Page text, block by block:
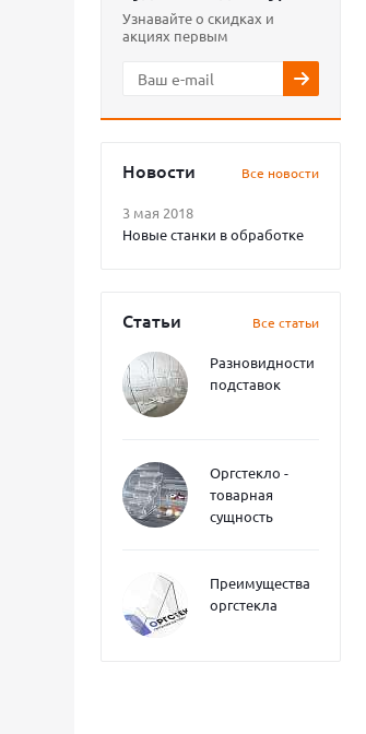
Узнавайте о скидках и
акциях первым
Новости Все новости
3 мая 2018
Новые станки в обработке
Статьи Все статьи
Разновидности
подставок
Оргстекло -
товарная
сущность
Преимущества
оргстекла